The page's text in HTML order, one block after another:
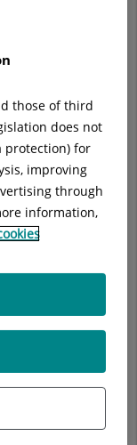
cita
those of third
does not
protection) for
improving
through
information,